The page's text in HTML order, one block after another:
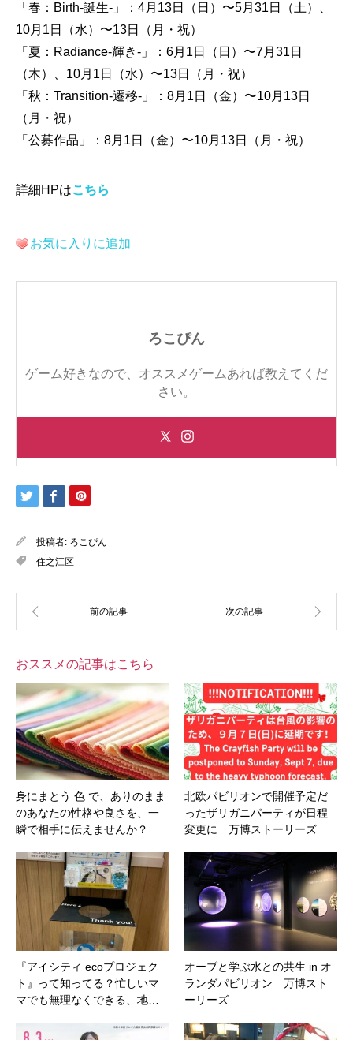
「春：Birth-誕生-」：4月13日（日）〜5月31日（土）、
10月1日（水）〜13日（月・祝）
「夏：Radiance-輝き-」：6月1日（日）〜7月31日
（木）、10月1日（水）〜13日（月・祝）
「秋：Transition-遷移-」：8月1日（金）〜10月13日
（月・祝）
「公募作品」：8月1日（金）〜10月13日（月・祝）
詳細HPはこちら
お気に入りに追加
ろこぴん
ゲーム好きなので、オススメゲームあれば教えてくだ
さい。
投稿者: ろこぴん
住之江区
おススメの記事はこちら
身にまとう 色 で、ありのまま
のあなたの性格や良さを、一
瞬で相手に伝えませんか？
北欧パビリオンで開催予定だ
ったザリガニパーティが日程
変更に 万博ストーリーズ
『アイシティ ecoプロジェク
ト』って知ってる？忙しいマ
マでも無理なくできる、地…
オーブと学ぶ水との共生 in オ
ランダパビリオン 万博スト
ーリーズ